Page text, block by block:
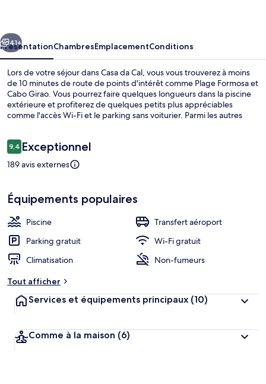
Suivant
41+
PrésentationChambresEmplacementConditions
Lors de votre séjour dans Casa da Cal, vous vous trouverez à moins
de 10 minutes de route de points d'intérêt comme Plage Formosa et
Cabo Girao. Vous pourrez faire quelques longueurs dans la piscine
extérieure et profiterez de quelques petits plus appréciables
comme l'accès Wi-Fi et le parking sans voiturier. Parmi les autres
Avis
voyageurs
9,49,4 sur 10
Exceptionnel
189 avis externes
Équipements populaires
Piscine
Transfert aéroport
Parking gratuit
Wi-Fi gratuit
Climatisation
Non-fumeurs
Tout afficher
Services et équipements principaux (10)
Comme à la maison (6)